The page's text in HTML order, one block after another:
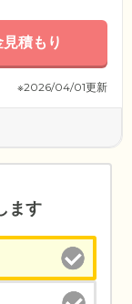
積もり
※2026/04/01更新
ます